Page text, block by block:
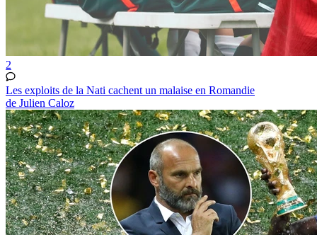
2
Les exploits de la Nati cachent un malaise en Romandie
de Julien Caloz